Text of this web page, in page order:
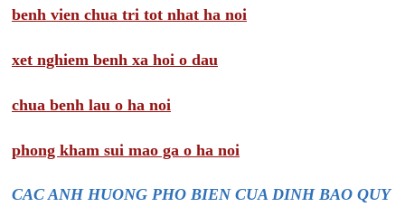
benh vien chua tri tot nhat ha noi
xet nghiem benh xa hoi o dau
chua benh lau o ha noi
phong kham sui mao ga o ha noi
CAC ANH HUONG PHO BIEN CUA DINH BAO QUY